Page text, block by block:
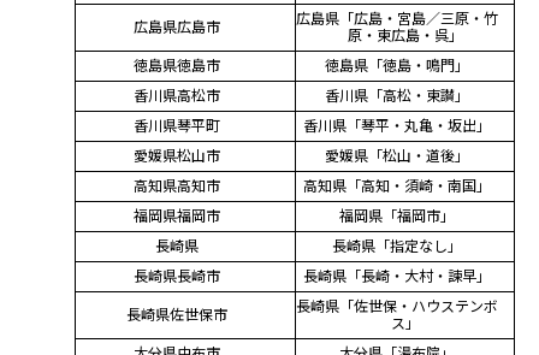
広島県広島市
広島県「広島・宮島／三原・竹
原・東広島・呉」
徳島県徳島市
徳島県「徳島・鳴門」
香川県高松市
香川県「高松・東讃」
香川県琴平町
香川県「琴平・丸亀・坂出」
愛媛県松山市
愛媛県「松山・道後」
高知県高知市
高知県「高知・須崎・南国」
福岡県福岡市
福岡県「福岡市」
長崎県
長崎県「指定なし」
長崎県長崎市
長崎県「長崎・大村・諫早」
長崎県佐世保市
長崎県「佐世保・ハウステンボ
ス」